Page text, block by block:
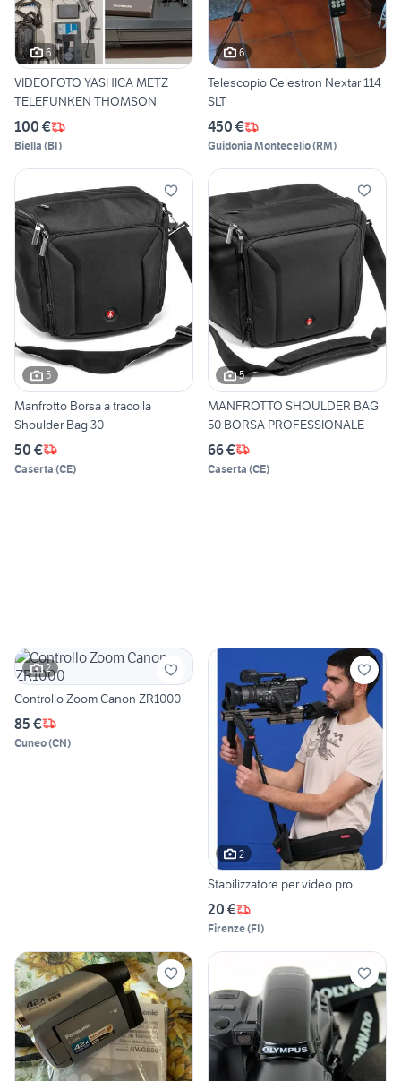
6
VIDEOFOTO YASHICA METZ
TELEFUNKEN THOMSON
100 €
Biella (BI)
6
Telescopio Celestron Nextar 114
SLT
450 €
Guidonia Montecelio(RM)
5
Manfrotto Borsa a tracolla
Shoulder Bag 30
50 €
Caserta (CE)
5
MANFROTTO SHOULDER BAG
50 BORSA PROFESSIONALE
66 €
Caserta (CE)
2
Controllo Zoom Canon ZR1000
85 €
Cuneo(CN)
2
Stabilizzatore per video pro
20 €
Firenze(FI)